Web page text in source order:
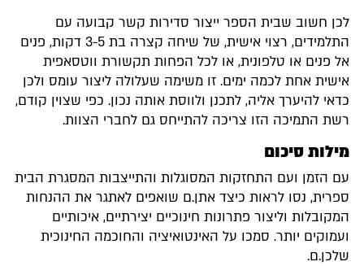
לכן חשוב שבית הספר ייצור סדירות קשר קבועה עם
התלמידים, רצוי אישית, של שיחה קצרה בת 3-5 דקות, פנים
אל פנים או טלפונית, או לכל הפחות תקשורת ווטסאפית
אישית אחת לכמה ימים. זו משימה שעלולה ליצור עומס ולכן
כדאי להיערך אליה, לתכנן ולווסת אותה נכון. כפי שצוין קודם,
רשת התמיכה הזו צריכה להתייחס גם לחברי הצוות.
מילות סיכום
עם הזמן ועם התחזקות המסוגלות והתייצבות המסגרת הבית
ספרית, נסו לראות כיצד אתן.ם שואפים לאתגר את ההנחות
המקובלות וליצור פתרונות חינוכיים יצירתיים, איכותיים
ועמוקים יותר. סמכו על האינטואיציה והחוכמה החינוכית
שלכן.ם.